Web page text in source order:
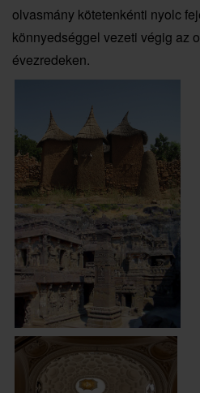
olvasmány kötetenkénti nyolc
könnyedséggel vezeti végig az
évezredeken.